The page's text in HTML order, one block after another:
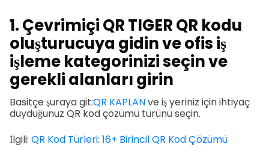
1. Çevrimiçi QR TIGER QR kodu
oluşturucuya gidin ve ofis iş
işleme kategorinizi seçin ve
gerekli alanları girin
Basitçe şuraya git:QR KAPLANve iş yeriniz için ihtiyaç
duyduğunuz QR kod çözümü türünü seçin.
İlgili: QR Kod Türleri: 16+ Birincil QR Kod Çözümü